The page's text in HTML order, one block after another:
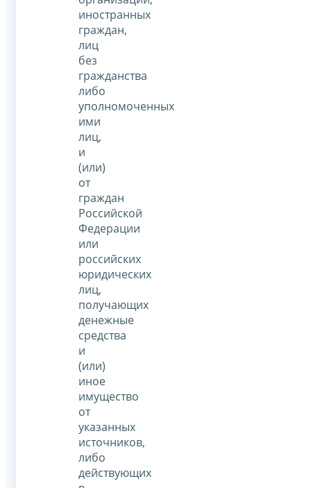
иностранных
граждан,
лиц
без
гражданства
либо
уполномоченных
ими
лиц,
и
(или)
от
граждан
Российской
Федерации
или
российских
юридических
лиц,
получающих
денежные
средства
и
(или)
иное
имущество
от
указанных
источников,
либо
действующих